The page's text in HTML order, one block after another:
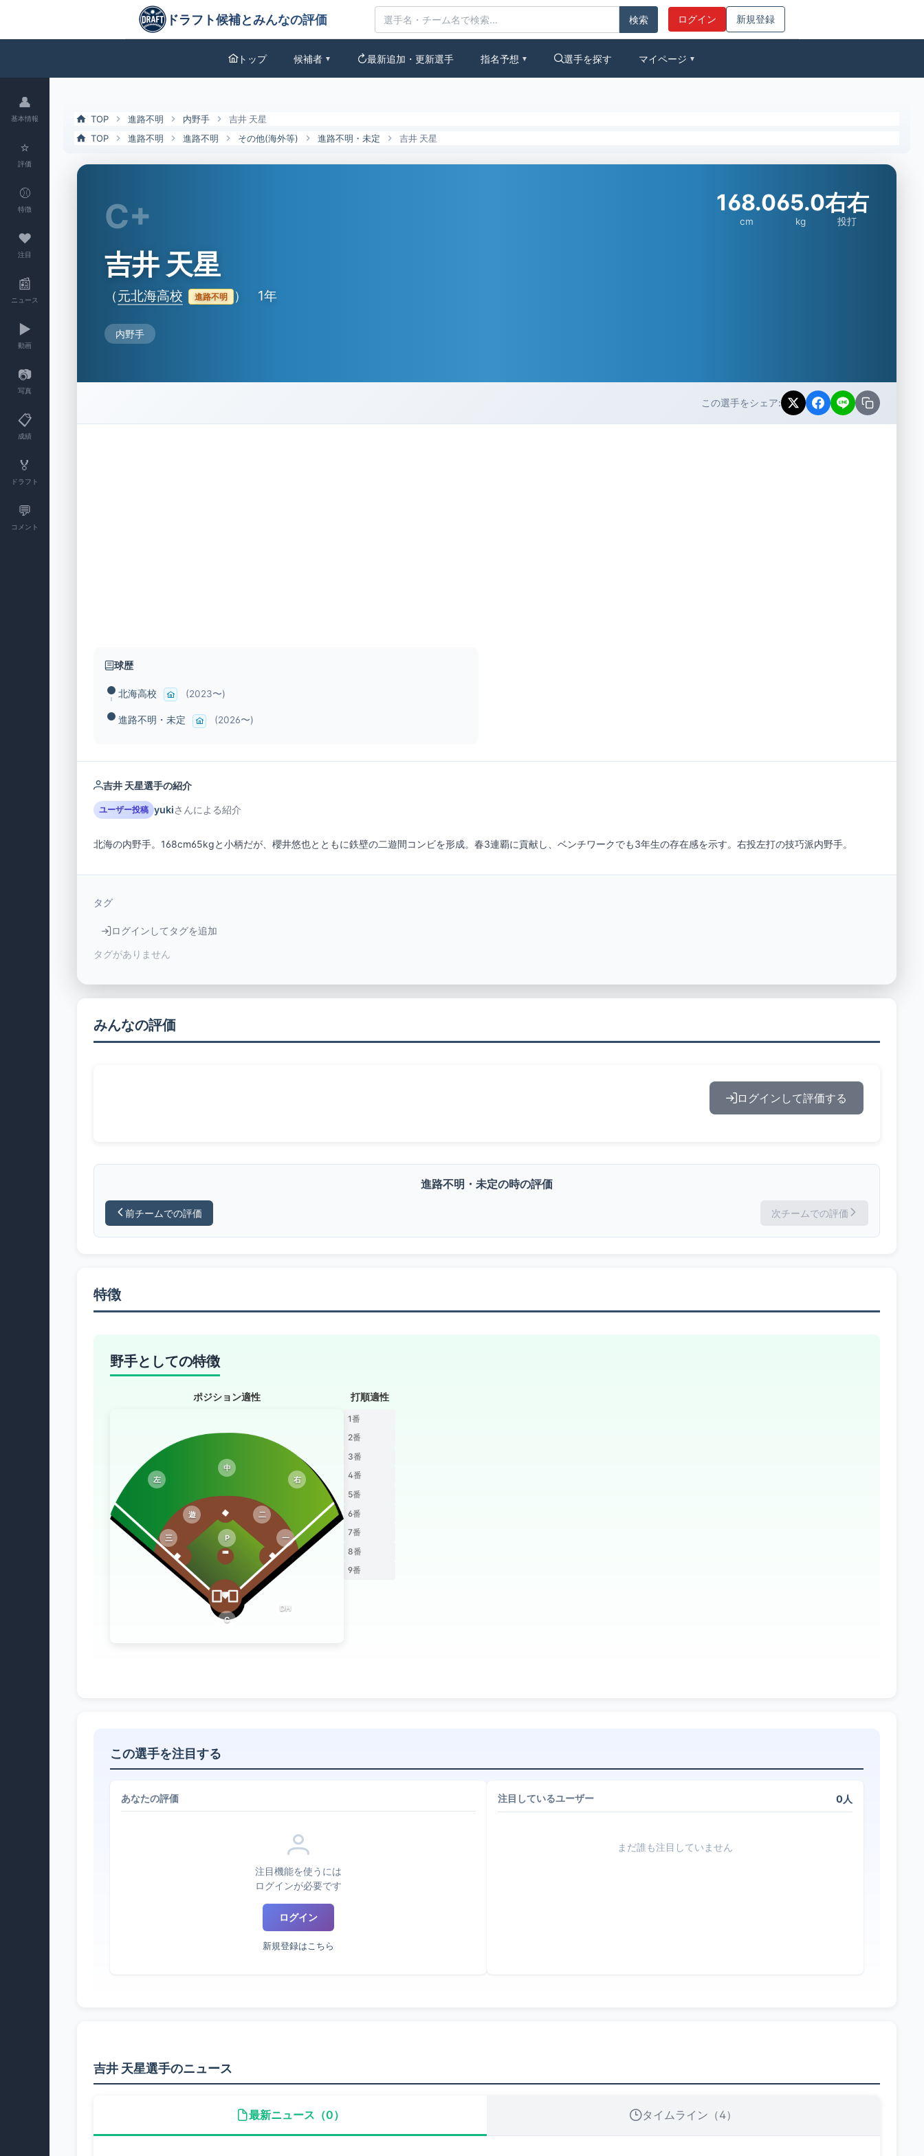
吉井 天星（元北海高校）の特徴とドラフト評価 | ドラフト候補とみんなの評価
ドラフト候補とみんなの評価
ログイン 新規登録
トップ 候補者 ▼ 最新追加・更新選手 指名予想 ▼ 選手を探す マイページ ▼
👤
基本情報
⭐
評価
⚾
特徴
❤
注目
📰
ニュース
▶️
動画
📷
写真
📋
成績
🏅
ドラフト
💬
コメント
TOP 進路不明 内野手
吉井 天星
TOP
進路不明 進路不明 その他(海外等) 進路不明・未定 吉井 天星
C+
吉井 天星
（元北海高校 進路不明 ） 1年
内野手
168.0
cm
65.0
kg
右右
投打
この選手をシェア:
球歴
北海高校 (2023〜)
進路不明・未定 (2026〜)
吉井 天星選手の紹介
ユーザー投稿 yukiさんによる紹介
北海の内野手。168cm65kgと小柄だが、櫻井悠也とともに鉄壁の二遊間コンビを形成。春3連覇に貢献し、ベンチワークでも3年生の存在感を示す。右投左打の技巧派内野手。
タグ
ログインしてタグを追加
タグがありません
みんなの評価
ログインして評価する
進路不明・未定の時の評価
前チームでの評価 次チームでの評価
特徴
野手としての特徴
ポジション適性
P
C
一
二
三
遊
左
中
右
DH
打順適性
1番
2番
3番
4番
5番
6番
7番
8番
9番
この選手を注目する
あなたの評価
注目機能を使うには
ログインが必要です
ログイン
新規登録はこちら
注目しているユーザー 0人
まだ誰も注目していません
吉井 天星選手のニュース
最新ニュース（0） タイムライン（4）